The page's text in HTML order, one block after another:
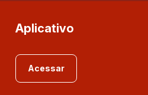
Aplicativo
Acessar